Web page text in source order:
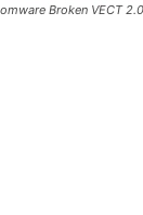
Broken VECT